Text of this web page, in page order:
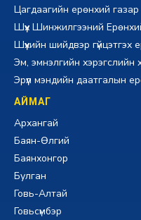
Цагдаагийн ерөнхий газар
Шүүх Шинжилгээний
Шүүхийн шийдвэр гүйцэтгэх
Эм, эмнэлгийн хэрэгслийн
Эрүүл мэндийн даатгалын
АЙМАГ
Архангай
Баян-Өлгий
Баянхонгор
Булган
Говь-Алтай
Говьсүмбэр